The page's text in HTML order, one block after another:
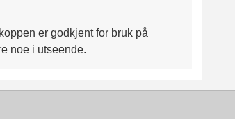
er godkjent for bruk på
noe i utseende.